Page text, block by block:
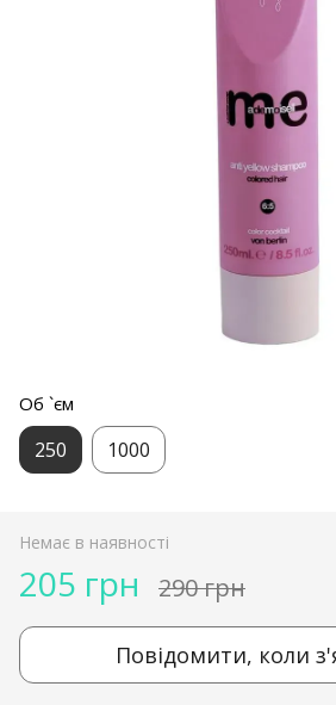
Об `єм
250 1000
Немає в наявності
205 грн 290 грн
Повідомити, коли